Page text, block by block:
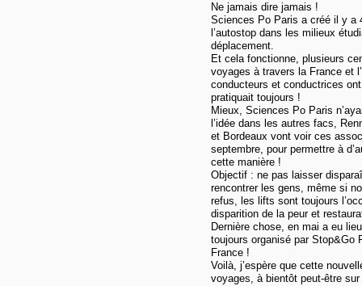
Ne jamais dire jamais !
Sciences Po Paris a créé il y a
l’autostop dans les milieux
déplacement.
Et cela fonctionne, plusieurs
voyages à travers la France et
conducteurs et conductrices
pratiquait toujours !
Mieux, Sciences Po Paris
l’idée dans les autres facs,
et Bordeaux vont voir ces
septembre, pour permettre à
cette manière !
Objectif : ne pas laisser
rencontrer les gens, même si
refus, les lifts sont toujours
disparition de la peur et
Dernière chose, en mai a eu
toujours organisé par Stop&Go
France !
Voilà, j’espère que cette
voyages, à bientôt peut-être